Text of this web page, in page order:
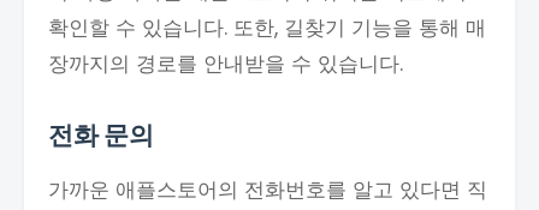
확인할 수 있습니다. 또한, 길찾기 기능을 통해 매
장까지의 경로를 안내받을 수 있습니다.
전화 문의
가까운 애플스토어의 전화번호를 알고 있다면 직